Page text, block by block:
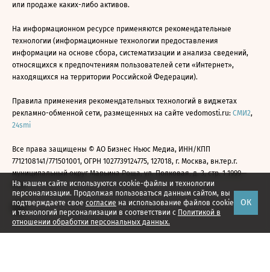
На нашем сайте используются cookie-файлы и технологии
персонализации. Продолжая пользоваться данным сайтом, вы
подтверждаете свое согласие на использование файлов cookie
и технологий персонализации в соответствии с Политикой в
отношении обработки персональных данных.
ОК
или продаже каких-либо активов.
На информационном ресурсе применяются рекомендательные
технологии (информационные технологии предоставления
информации на основе сбора, систематизации и анализа сведений,
относящихся к предпочтениям пользователей сети «Интернет»,
находящихся на территории Российской Федерации).
Правила применения рекомендательных технологий в виджетах
рекламно-обменной сети, размещенных на сайте vedomosti.ru: СМИ2,
24smi
Все права защищены © АО Бизнес Ньюс Медиа, ИНН/КПП
7712108141/771501001, ОГРН 1027739124775, 127018, г. Москва, вн.тер.г.
муниципальный округ Марьина Роща, ул. Полковая, д. 3, стр. 1 1999—
2026